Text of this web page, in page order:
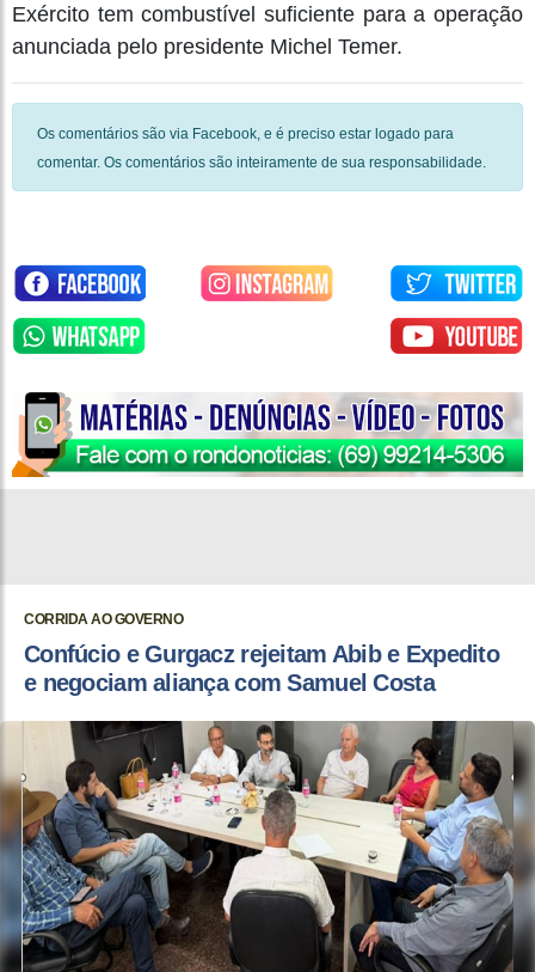
Exército tem combustível suficiente para a operação
anunciada pelo presidente Michel Temer.
Os comentários são via Facebook, e é preciso estar logado para
comentar. Os comentários são inteiramente de sua responsabilidade.
CORRIDA AO GOVERNO
Confúcio e Gurgacz rejeitam Abib e Expedito
e negociam aliança com Samuel Costa